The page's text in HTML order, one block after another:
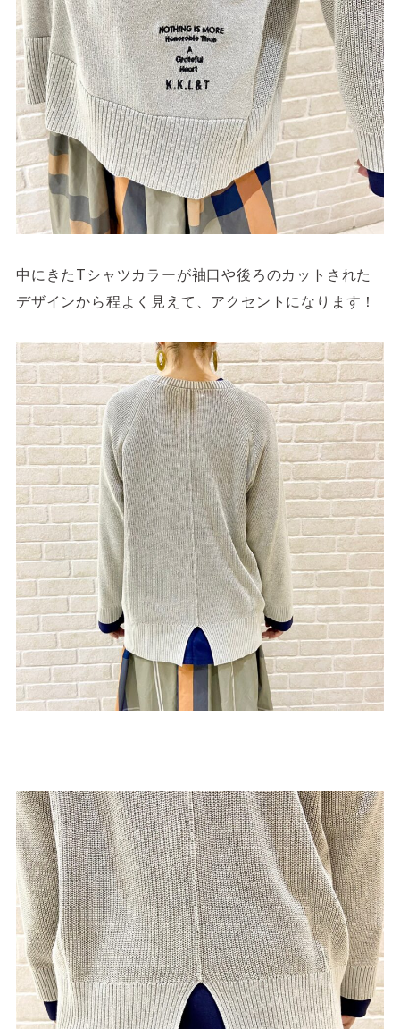
中にきたTシャツカラーが袖口や後ろのカットされた
デザインから程よく見えて、アクセントになります！